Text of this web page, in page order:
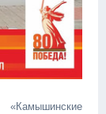
«Камышинские